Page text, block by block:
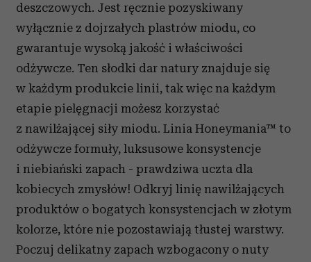
deszczowych. Jest ręcznie pozyskiwany
wyłącznie z dojrzałych plastrów miodu, co
gwarantuje wysoką jakość i właściwości
odżywcze. Ten słodki dar natury znajduje się
w każdym produkcie linii, tak więc na każdym
etapie pielęgnacji możesz korzystać
z nawilżającej siły miodu. Linia Honeymania™ to
odżywcze formuły, luksusowe konsystencje
i niebiański zapach - prawdziwa uczta dla
kobiecych zmysłów! Odkryj linię nawilżających
produktów o bogatych konsystencjach w złotym
kolorze, które nie pozostawiają tłustej warstwy.
Poczuj delikatny zapach wzbogacony o nuty